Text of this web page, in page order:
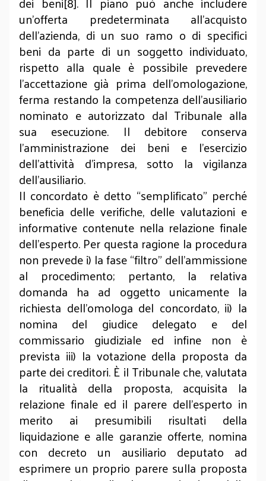
un’offerta predeterminata all’acquisto
dell’azienda, di un suo ramo o di specifici
beni da parte di un soggetto individuato,
rispetto alla quale è possibile prevedere
l’accettazione già prima dell’omologazione,
ferma restando la competenza dell’ausiliario
nominato e autorizzato dal Tribunale alla
sua esecuzione. Il debitore conserva
l’amministrazione dei beni e l’esercizio
dell’attività d’impresa, sotto la vigilanza
dell’ausiliario.
Il concordato è detto “semplificato” perché
beneficia delle verifiche, delle valutazioni e
informative contenute nella relazione finale
dell’esperto. Per questa ragione la procedura
non prevede i) la fase “filtro” dell’ammissione
al procedimento; pertanto, la relativa
domanda ha ad oggetto unicamente la
richiesta dell’omologa del concordato, ii) la
nomina del giudice delegato e del
commissario giudiziale ed infine non è
prevista iii) la votazione della proposta da
parte dei creditori. È il Tribunale che, valutata
la ritualità della proposta, acquisita la
relazione finale ed il parere dell’esperto in
merito ai presumibili risultati della
liquidazione e alle garanzie offerte, nomina
con decreto un ausiliario deputato ad
esprimere un proprio parere sulla proposta